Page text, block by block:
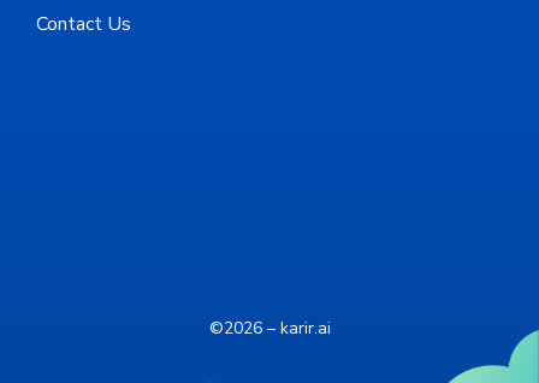
Contact Us
©2026 – karir.ai